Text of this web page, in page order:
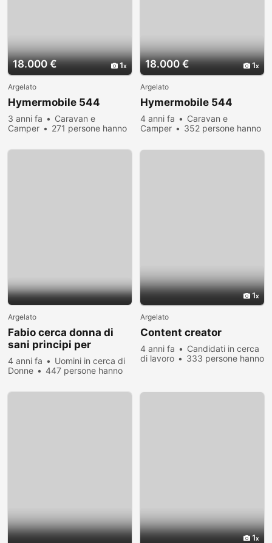
18.000 € 1
Argelato
Hymermobile 544
3 anni fa
Caravan e
Camper
271 persone hanno
18.000 € 1
Argelato
Hymermobile 544
4 anni fa
Caravan e
Camper
352 persone hanno
Argelato
Fabio cerca donna di
sani principi per
costruire una sana
relazione
4 anni fa
Uomini in cerca di
Donne
447 persone hanno
1
Argelato
Content creator
4 anni fa
Candidati in cerca
di lavoro
333 persone hanno
1